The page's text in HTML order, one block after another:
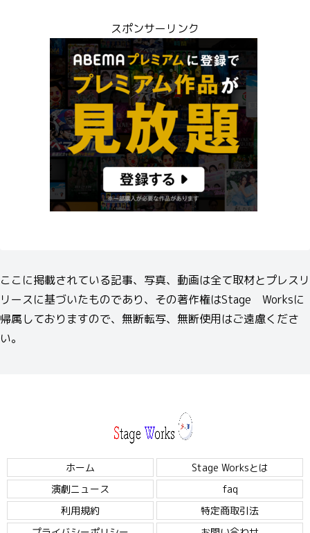
スポンサーリンク
ここに掲載されている記事、写真、動画は全て取材とプレスリ
リースに基づいたものであり、その著作権はStage Worksに
帰属しておりますので、無断転写、無断使用はご遠慮くださ
い。
ホーム
Stage Worksとは
演劇ニュース
faq
利用規約
特定商取引法